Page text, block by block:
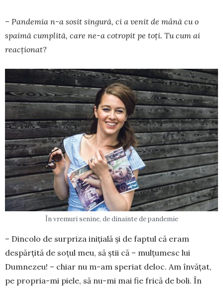
– Pandemia n-a sosit singură, ci a venit de mână cu o
spaimă cumplită, care ne-a cotropit pe toți. Tu cum ai
reacționat?
În vremuri senine, de dinainte de pandemie
– Dincolo de surpriza iniţială şi de faptul că eram
despărţită de soţul meu, să ştii că – mulţu­mesc lui
Dumnezeu! – chiar nu m-am spe­riat de­loc. Am învăţat,
pe propria-mi pie­le, să nu-mi mai fie frică de boli. În